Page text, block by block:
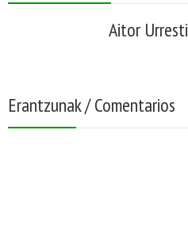
Aitor Urresti
Erantzunak / Comentarios